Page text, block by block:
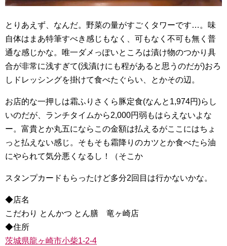
とりあえず、なんだ。野菜の量がすごくタワーです…。味
自体はまあ特筆すべき感じもなく、可もなく不可も無く普
通な感じかな。唯一ダメっぽいところは漬け物のつかり具
合が非常に浅すぎて(浅漬けにも程があると思うのだが)おろ
しドレッシングを掛けて食べたぐらい、とかその辺。
お店的な一押しは霜ふりさくら豚定食(なんと1,974円)らし
いのだが、ランチタイムから2,000円弱もはらえないよな
ー。富貴とか丸五にならこの金額は払えるがここにはちょ
っと払えない感じ。そもそも霜降りのカツとか食べたら油
にやられて気分悪くなるし！（そこか
スタンプカードもらったけど多分2回目は行かないかな。
◆店名
こだわり とんかつ とん膳 竜ヶ崎店
◆住所
茨城県龍ヶ崎市小柴1-2-4